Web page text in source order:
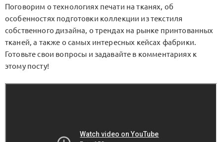
Поговорим о технологиях печати на тканях, об
особенностях подготовки коллекции из текстиля
собственного дизайна, о трендах на рынке принтованных
тканей, а также о самых интересных кейсах фабрики.
Готовьте свои вопросы и задавайте в комментариях к
этому посту!